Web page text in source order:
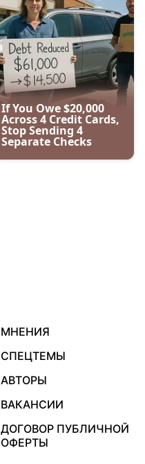
МНЕНИЯ
СПЕЦТЕМЫ
АВТОРЫ
ВАКАНСИИ
ДОГОВОР ПУБЛИЧНОЙ
ОФЕРТЫ